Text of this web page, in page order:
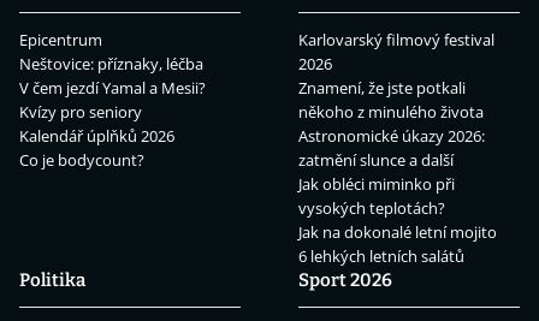
Epicentrum
Neštovice: příznaky, léčba
V čem jezdí Yamal a Mesii?
Kvízy pro seniory
Kalendář úplňků 2026
Co je bodycount?
Karlovarský filmový festival
2026
Znamení, že jste potkali
někoho z minulého života
Astronomické úkazy 2026:
zatmění slunce a další
Jak obléci miminko při
vysokých teplotách?
Jak na dokonalé letní mojito
6 lehkých letních salátů
Politika
Sport 2026